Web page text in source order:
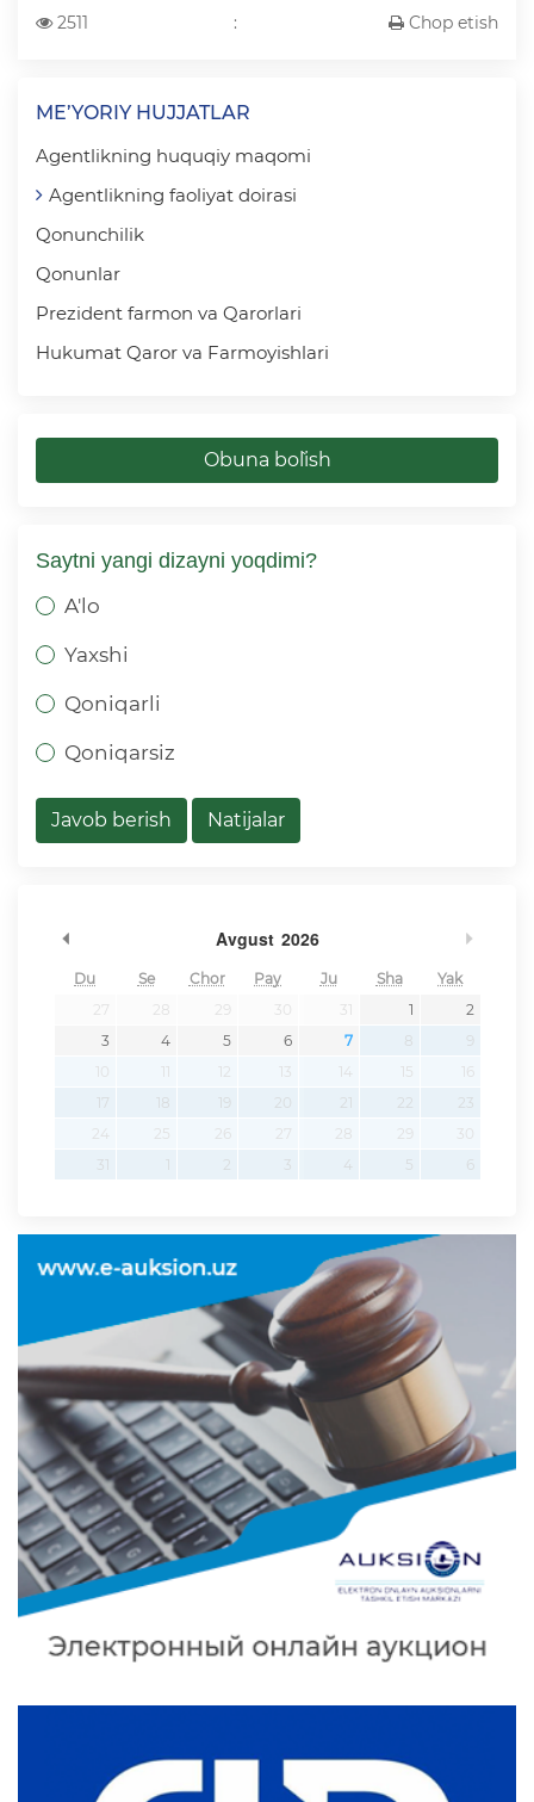
2511 : Chop etish
ME’YORIY HUJJATLAR
Agentlikning huquqiy maqomi
Agentlikning faoliyat doirasi
Qonunchilik
Qonunlar
Prezident farmon va Qarorlari
Hukumat Qaror va Farmoyishlari
Obuna bo`lish
Saytni yangi dizayni yoqdimi?
A'lo
Yaxshi
Qoniqarli
Qoniqarsiz
Javob berish Natijalar
Avgust 2026
Du Se Chor Pay Ju Sha
Yak
27
28 29 30 31 1
2
3
4 5 6 7 8
9
10
11 12 13 14 15
16
17
18 19 20 21 22
23
24
25 26 27 28 29
30
31
1 2 3 4 5 6